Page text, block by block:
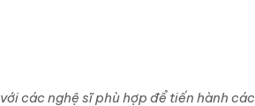
các nghệ sĩ phù hợp để tiến hành các